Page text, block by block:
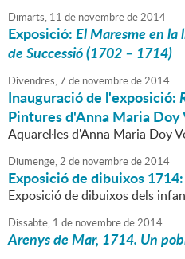
Dimarts, 11 de novembrede2014
Exposició:El Maresme en la
de Successió (1702 – 1714)
Divendres,7 de novembrede2014
Inauguració de l'exposició:
Pintures d'Anna Maria Doy
Aquarel·les d'Anna Maria Doy
Diumenge,2 de novembrede2014
Exposició de dibuixos 1714:
Exposició de dibuixos dels
Dissabte, 1 de novembrede2014
Arenys de Mar, 1714. Un